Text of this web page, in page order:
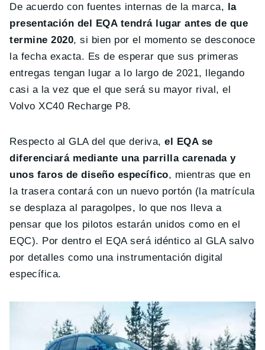
De acuerdo con fuentes internas de la marca, la
presentación del EQA tendrá lugar antes de que
termine 2020, si bien por el momento se desconoce
la fecha exacta. Es de esperar que sus primeras
entregas tengan lugar a lo largo de 2021, llegando
casi a la vez que el que será su mayor rival, el
Volvo XC40 Recharge P8.
Respecto al GLA del que deriva,el EQA se
diferenciará mediante una parrilla carenada y
unos faros de diseño específico, mientras que en
la trasera contará con un nuevo portón (la matrícula
se desplaza al paragolpes, lo que nos lleva a
pensar que los pilotos estarán unidos como en el
EQC). Por dentro el EQA será idéntico al GLA salvo
por detalles como una instrumentación digital
específica.